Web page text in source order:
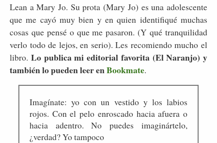
Lean a Mary Jo. Su prota (Mary Jo) es una adolescente
que me cayó muy bien y en quien identifiqué muchas
cosas que pensé o que me pasaron. (Y qué tranquilidad
verlo todo de lejos, en serio). Les recomiendo mucho el
libro. Lo publica mi editorial favorita (El Naranjo) y
también lo pueden leer enBookmate.
Imagínate: yo con un vestido y los labios
rojos. Con el pelo enroscado hacia afuera o
hacia adentro. No puedes imaginártelo,
¿verdad? Yo tampoco